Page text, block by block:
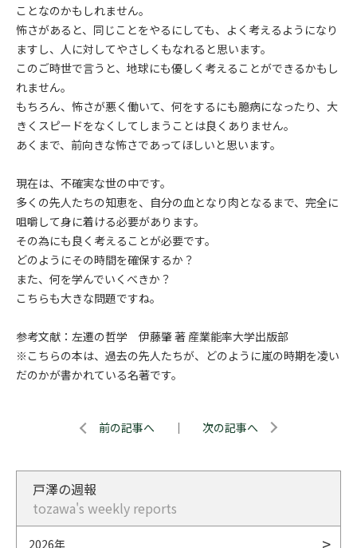
ことなのかもしれません。
怖さがあると、同じことをやるにしても、よく考えるようになり
ますし、人に対してやさしくもなれると思います。
このご時世で言うと、地球にも優しく考えることができるかもし
れません。
もちろん、怖さが悪く働いて、何をするにも臆病になったり、大
きくスピードをなくしてしまうことは良くありません。
あくまで、前向きな怖さであってほしいと思います。
現在は、不確実な世の中です。
多くの先人たちの知恵を、自分の血となり肉となるまで、完全に
咀嚼して身に着ける必要があります。
その為にも良く考えることが必要です。
どのようにその時間を確保するか？
また、何を学んでいくべきか？
こちらも大きな問題ですね。
参考文献：左遷の哲学 伊藤肇 著 産業能率大学出版部
※こちらの本は、過去の先人たちが、どのように嵐の時期を凌い
だのかが書かれている名著です。
前の記事へ ｜ 次の記事へ
戸澤の週報
tozawa's weekly reports
2026年